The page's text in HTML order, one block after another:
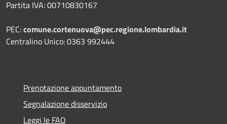
Partita IVA: 00710830167
PEC:comune.cortenuova@pec.regione.lombardia.it
Centralino Unico: 0363 992444
Prenotazione appuntamento
Segnalazione disservizio
Leggi le FAQ